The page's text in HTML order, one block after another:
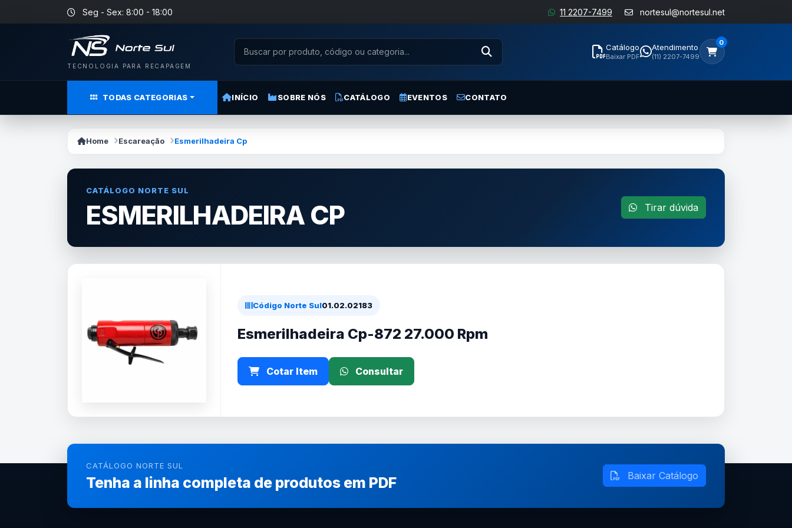
Seg - Sex: 8:00 - 18:00 11 2207-7499 nortesul@nortesul.net
TECNOLOGIA PARA RECAPAGEM
Catálogo
Baixar PDF
Atendimento
(11) 2207-7499
0
TODAS CATEGORIAS INÍCIO SOBRE NÓS CATÁLOGO EVENTOS CONTATO
Home Escareação Esmerilhadeira Cp
CATÁLOGO NORTE SUL
ESMERILHADEIRA CP Tirar dúvida
Código Norte Sul01.02.02183
Esmerilhadeira Cp-872 27.000 Rpm
Cotar Item Consultar
CATÁLOGO NORTE SUL
Tenha a linha completa de produtos em PDF Baixar Catálogo